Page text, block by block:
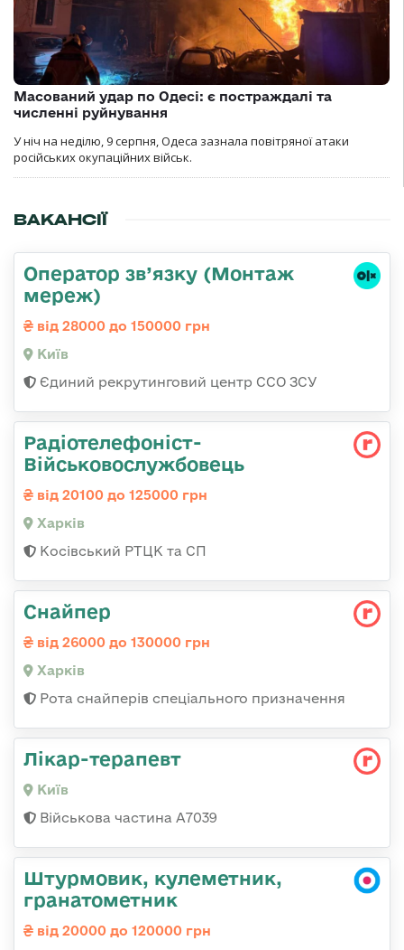
Масований удар по Одесі: є постраждалі та
численні руйнування
У ніч на неділю, 9 серпня, Одеса зазнала повітряної атаки
російських окупаційних військ.
ВАКАНСІЇ
Оператор зв’язку (Монтаж
мереж)
від 28000 до 150000 грн
Київ
Єдиний рекрутинговий центр ССО ЗСУ
Радіотелефоніст-
Військовослужбовець
від 20100 до 125000 грн
Харків
Косівський РТЦК та СП
Снайпер
від 26000 до 130000 грн
Харків
Рота снайперів спеціального призначення
Лікар-терапевт
Київ
Військова частина А7039
Штурмовик, кулеметник,
гранатометник
від 20000 до 120000 грн